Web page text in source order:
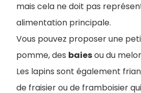
mais cela ne doit pas
alimentation principale.
Vous pouvez proposer une
pomme, des baiesou du
Les lapins sont également
de fraisier ou de framboisier